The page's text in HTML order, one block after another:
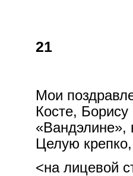
21
Мои
Косте,
«Вандэлине»,
Целую
<на лицевой